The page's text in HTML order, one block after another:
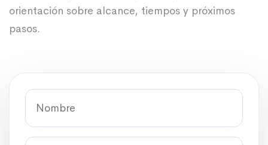
orientación sobre alcance, tiempos y próximos
pasos.